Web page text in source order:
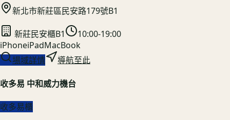
新北市新莊區民安路179號B1
新莊民安櫃B1
10:00-19:00
iPhoneiPadMacBook
場域詳情
導航至此
收多易 中和威力機台
收多易櫃